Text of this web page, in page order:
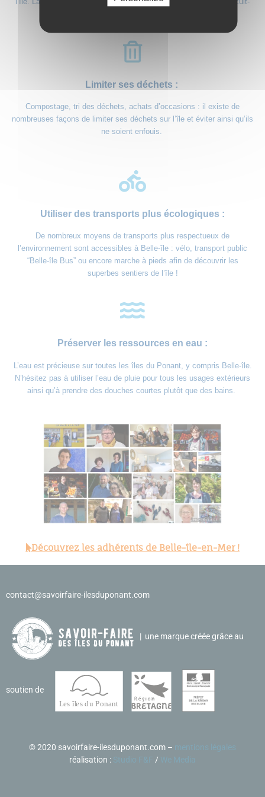
Limiter ses déchets :
Compostage, tri des déchets, achats d’occasions : il existe de
nombreuses façons de limiter ses déchets sur l’île et éviter ainsi qu’ils
ne soient enfouis.
Utiliser des transports plus écologiques :
De nombreux moyens de transports plus respectueux de
l’environnement sont accessibles à Belle-île : vélo, transport public
“Belle-île Bus” ou encore marche à pieds afin de découvrir les
superbes sentiers de l’île !
Préserver les ressources en eau :
L’eau est précieuse sur toutes les îles du Ponant, y compris Belle-île.
N’hésitez pas à utiliser l’eau de pluie pour tous les usages extérieurs
ainsi qu’à prendre des douches courtes plutôt que des bains.
Découvrez les adhérents de Belle-île-en-Mer !
contact@savoirfaire-ilesduponant.com
| une marque créée grâce au
soutien de
©2020 savoirfaire-ilesduponant.com – mentions légales
réalisation : Studio F&F / We Media